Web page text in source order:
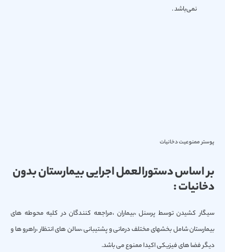
نمی‌باشد .
پوستر ممنوعیت دخانیات
بر اساس دستورالعمل اجرایی بیمارستان بدون
دخانیات :
سیگار كشیدن توسط پرسنل ،بیماران ،مراجعه كنندگان در كلیه محوطه های
بیمارستان شامل بخشهای مختلف درمانی و پشتیبانی ،سالن های انتظار ،راهرو ها و
دیگر فضا های فیزیكی اكیدا ممنوع می باشد.